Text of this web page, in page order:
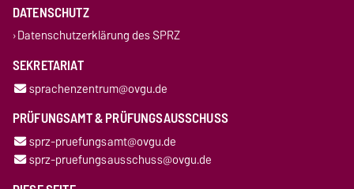
DATENSCHUTZ
Datenschutzerklärung des SPRZ
SEKRETARIAT
sprachenzentrum@ovgu.de
PRÜFUNGSAMT & PRÜFUNGSAUSSCHUSS
sprz-pruefungsamt@ovgu.de
sprz-pruefungsausschuss@ovgu.de